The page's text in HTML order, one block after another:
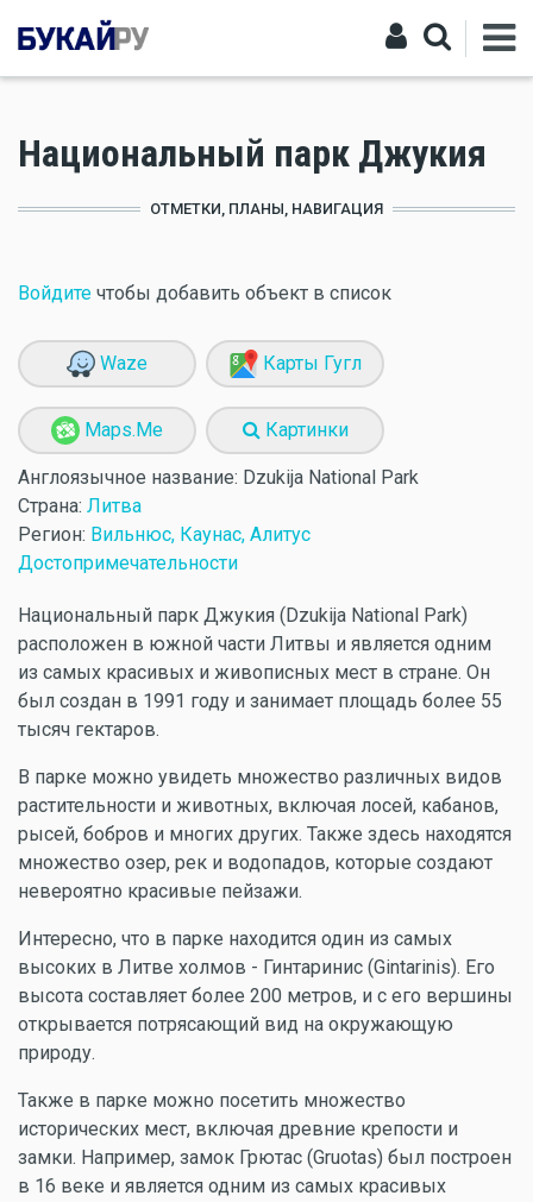
Национальный парк Джукия
ОТМЕТКИ, ПЛАНЫ, НАВИГАЦИЯ
Войдите чтобы добавить объект в список
Waze Карты Гугл
Maps.Me Картинки
Англоязычное название: Dzukija National Park
Страна: Литва
Регион: Вильнюс, Каунас, Алитус
Достопримечательности
Национальный парк Джукия (Dzukija National Park)
расположен в южной части Литвы и является одним
из самых красивых и живописных мест в стране. Он
был создан в 1991 году и занимает площадь более 55
тысяч гектаров.
В парке можно увидеть множество различных видов
растительности и животных, включая лосей, кабанов,
рысей, бобров и многих других. Также здесь находятся
множество озер, рек и водопадов, которые создают
невероятно красивые пейзажи.
Интересно, что в парке находится один из самых
высоких в Литве холмов - Гинтаринис (Gintarinis). Его
высота составляет более 200 метров, и с его вершины
открывается потрясающий вид на окружающую
природу.
Также в парке можно посетить множество
исторических мест, включая древние крепости и
замки. Например, замок Грютас (Gruotas) был построен
в 16 веке и является одним из самых красивых